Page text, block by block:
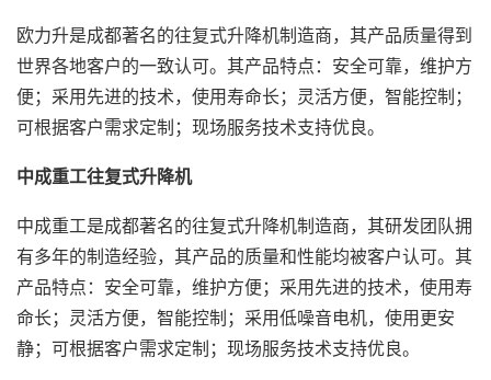
欧力升是成都著名的往复式升降机制造商，其产品质量得到
世界各地客户的一致认可。其产品特点：安全可靠，维护方
便；采用先进的技术，使用寿命长；灵活方便，智能控制；
可根据客户需求定制；现场服务技术支持优良。
中成重工往复式升降机
中成重工是成都著名的往复式升降机制造商，其研发团队拥
有多年的制造经验，其产品的质量和性能均被客户认可。其
产品特点：安全可靠，维护方便；采用先进的技术，使用寿
命长；灵活方便，智能控制；采用低噪音电机，使用更安
静；可根据客户需求定制；现场服务技术支持优良。